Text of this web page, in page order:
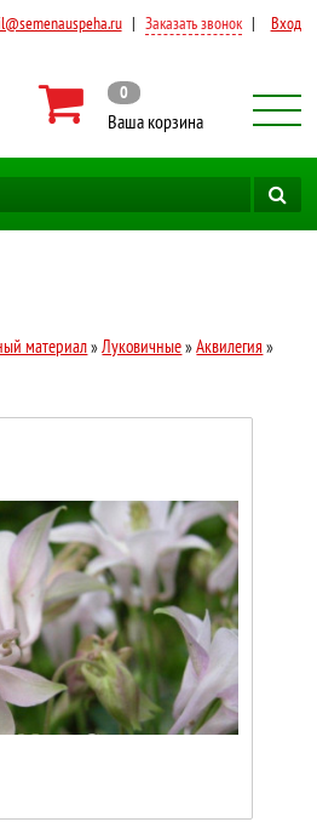
| Заказать звонок | Вход
0
Ваша корзина
материал» Луковичные»Аквилегия »